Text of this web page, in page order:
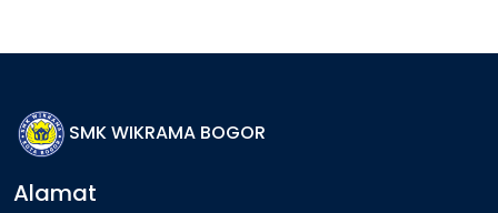
SMK WIKRAMA BOGOR
Alamat